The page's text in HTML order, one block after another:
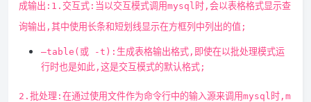
成输出:1.交互式:当以交互模式调用mysql时,会以表格格式显示查
询输出,其中使用长条和短划线显示在方框列中列出的值;
–table(或 -t):生成表格输出格式,即使在以批处理模式运
行时也是如此,这是交互模式的默认格式;
2.批处理:在通过使用文件作为命令行中的输入源来调用mysql时,m